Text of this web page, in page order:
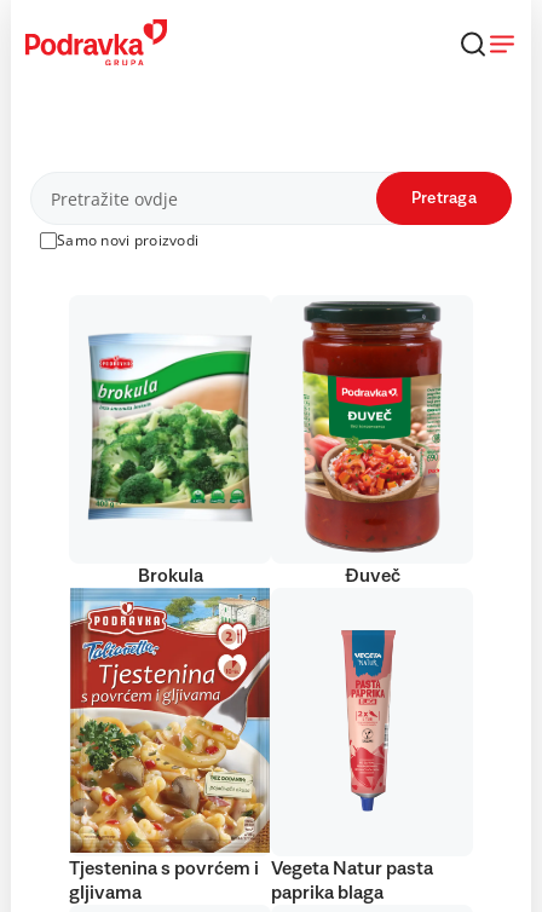
content
Proizvodi
Samo novi proizvodi
Pretraga
Brokula Đuveč
Tjestenina s povrćem i
gljivama
Vegeta Natur pasta
paprika blaga